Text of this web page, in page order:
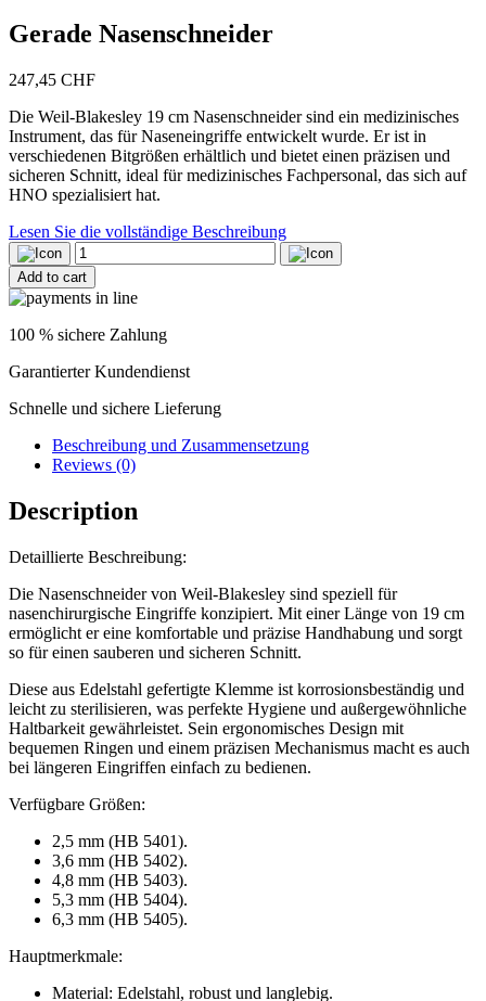
Gerade Nasenschneider
247,45 CHF
Die Weil-Blakesley 19 cm Nasenschneider sind ein medizinisches
Instrument, das für Naseneingriffe entwickelt wurde. Er ist in
verschiedenen Bitgrößen erhältlich und bietet einen präzisen und
sicheren Schnitt, ideal für medizinisches Fachpersonal, das sich auf
HNO spezialisiert hat.
Lesen Sie die vollständige Beschreibung
Gerade
Nasenschneider
quantity
Add to cart
100 % sichere Zahlung
Garantierter Kundendienst
Schnelle und sichere Lieferung
Beschreibung und Zusammensetzung
Reviews (0)
Description
Detaillierte Beschreibung:
Die Nasenschneider von Weil-Blakesley sind speziell für
nasenchirurgische Eingriffe konzipiert. Mit einer Länge von 19 cm
ermöglicht er eine komfortable und präzise Handhabung und sorgt
so für einen sauberen und sicheren Schnitt.
Diese aus Edelstahl gefertigte Klemme ist korrosionsbeständig und
leicht zu sterilisieren, was perfekte Hygiene und außergewöhnliche
Haltbarkeit gewährleistet. Sein ergonomisches Design mit
bequemen Ringen und einem präzisen Mechanismus macht es auch
bei längeren Eingriffen einfach zu bedienen.
Verfügbare Größen:
2,5 mm (HB 5401).
3,6 mm (HB 5402).
4,8 mm (HB 5403).
5,3 mm (HB 5404).
6,3 mm (HB 5405).
Hauptmerkmale:
Material: Edelstahl, robust und langlebig.